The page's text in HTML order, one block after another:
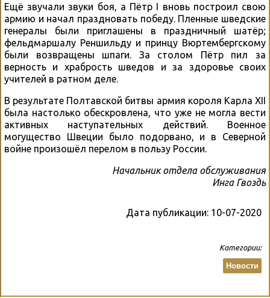
Ещё звучали звуки боя, а Пётр I вновь построил свою
армию и начал праздновать победу. Пленные шведские
генералы были приглашены в праздничный шатёр;
фельдмаршалу Реншильду и принцу Вюртембергскому
были возвращены шпаги. За столом Пётр пил за
верность и храбрость шведов и за здоровье своих
учителей в ратном деле.
В результате Полтавской битвы армия короля Карла XII
была настолько обескровлена, что уже не могла вести
активных наступательных действий. Военное
могущество Швеции было подорвано, и в Северной
войне произошёл перелом в пользу России.
Начальник отдела обслуживания
Инга Гвоздь
Дата публикации: 10-07-2020
Категории:
Новости